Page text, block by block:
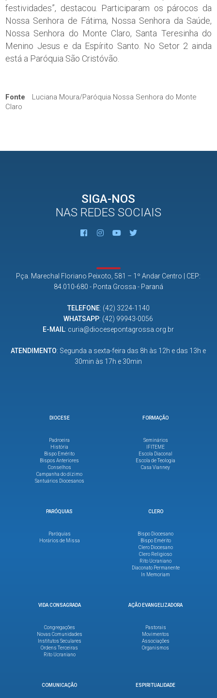
festividades”, destacou. Participaram os párocos da
Nossa Senhora de Fátima, Nossa Senhora da Saúde,
Nossa Senhora do Monte Claro, Santa Teresinha do
Menino Jesus e da Espírito Santo. No Setor 2 ainda
está a Paróquia São Cristóvão.
Fonte
Luciana Moura/Paróquia Nossa Senhora do Monte
Claro
SIGA-NOS
NAS REDES SOCIAIS
Pça. Marechal Floriano Peixoto, 581 – 1º Andar Centro | CEP:
84.010-680 - Ponta Grossa - Paraná
TELEFONE: (42) 3224-1140
WHATSAPP: (42) 99943-0056
E-MAIL: curia@diocesepontagrossa.org.br
ATENDIMENTO: Segunda a sexta-feira das 8h às 12h e das 13h e
30min às 17h e 30min
DIOCESE
Padroeira
História
Bispo Emérito
Bispos Anteriores
Conselhos
Campanha do dízimo
Santuários Diocesanos
FORMAÇÃO
Seminários
IFITEME
Escola Diaconal
Escola de Teologia
Casa Vianney
PARÓQUIAS
Paróquias
Horários de Missa
CLERO
Bispo Diocesano
Bispo Emérito
Clero Diocesano
Clero Religioso
Rito Ucraniano
Diaconato Permanente
In Memoriam
VIDA CONSAGRADA
Congregações
Novas Comunidades
Institutos Seculares
Ordens Terceiras
Rito Ucraniano
AÇÃO EVANGELIZADORA
Pastorais
Movimentos
Associações
Organismos
COMUNICAÇÃO ESPIRITUALIDADE